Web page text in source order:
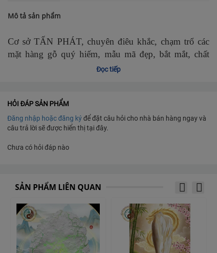
Mô tả sản phẩm
Cơ sở TẤN PHÁT, chuyên điêu khắc, chạm trổ các
mặt hàng gỗ quý hiếm, mẫu mã đẹp, bắt mắt, chất
là gỗ.
Đạt chuẩn OCOP 3 sao.
nơi ẩm ướt sản phẩm sẽ bền và chất lượng lâu dài
Tranh gỗ: treo trong nhà, trang trí nội thất nhà đẹp
Sản xuất tại cơ sở TẤN PHÁT, ấp 7A1 xã Vị Thanh,
Đọc tiếp
HỎI ĐÁP SẢN PHẨM
Đăng nhập hoặc đăng kýđể đặt câu hỏi cho nhà bán hàng ngay và
câu trả lời sẽ được hiển thị tại đây.
Chưa có hỏi đáp nào
SẢN PHẨM LIÊN QUAN